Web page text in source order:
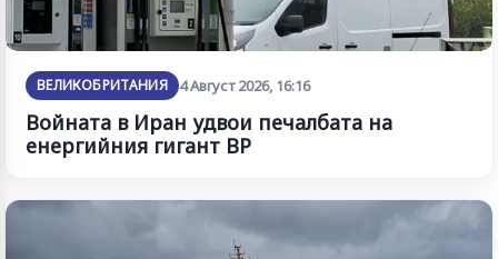
ВЕЛИКОБРИТАНИЯ 4 Август 2026, 16:16
Войната в Иран удвои печалбата на
енергийния гигант BP